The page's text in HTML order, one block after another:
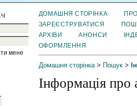
мене
ДОМАШНЯ СТОРІНКА
ЗАРЕЄСТРУВАТИСЯ
АРХІВИ
АНОНСИ
ОФОРМЛЕННЯ
Домашня сторінка> Пошук>
Інформація про